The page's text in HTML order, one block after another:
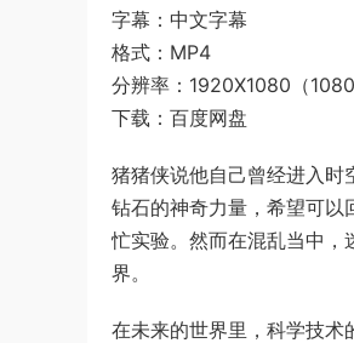
字幕：中文字幕
格式：MP4
分辨率：1920X1080（
下载：百度网盘
猪猪侠说他自己曾经进入
钻石的神奇力量，希望可
忙实验。然而在混乱当中
界。
在未来的世界里，科学技术